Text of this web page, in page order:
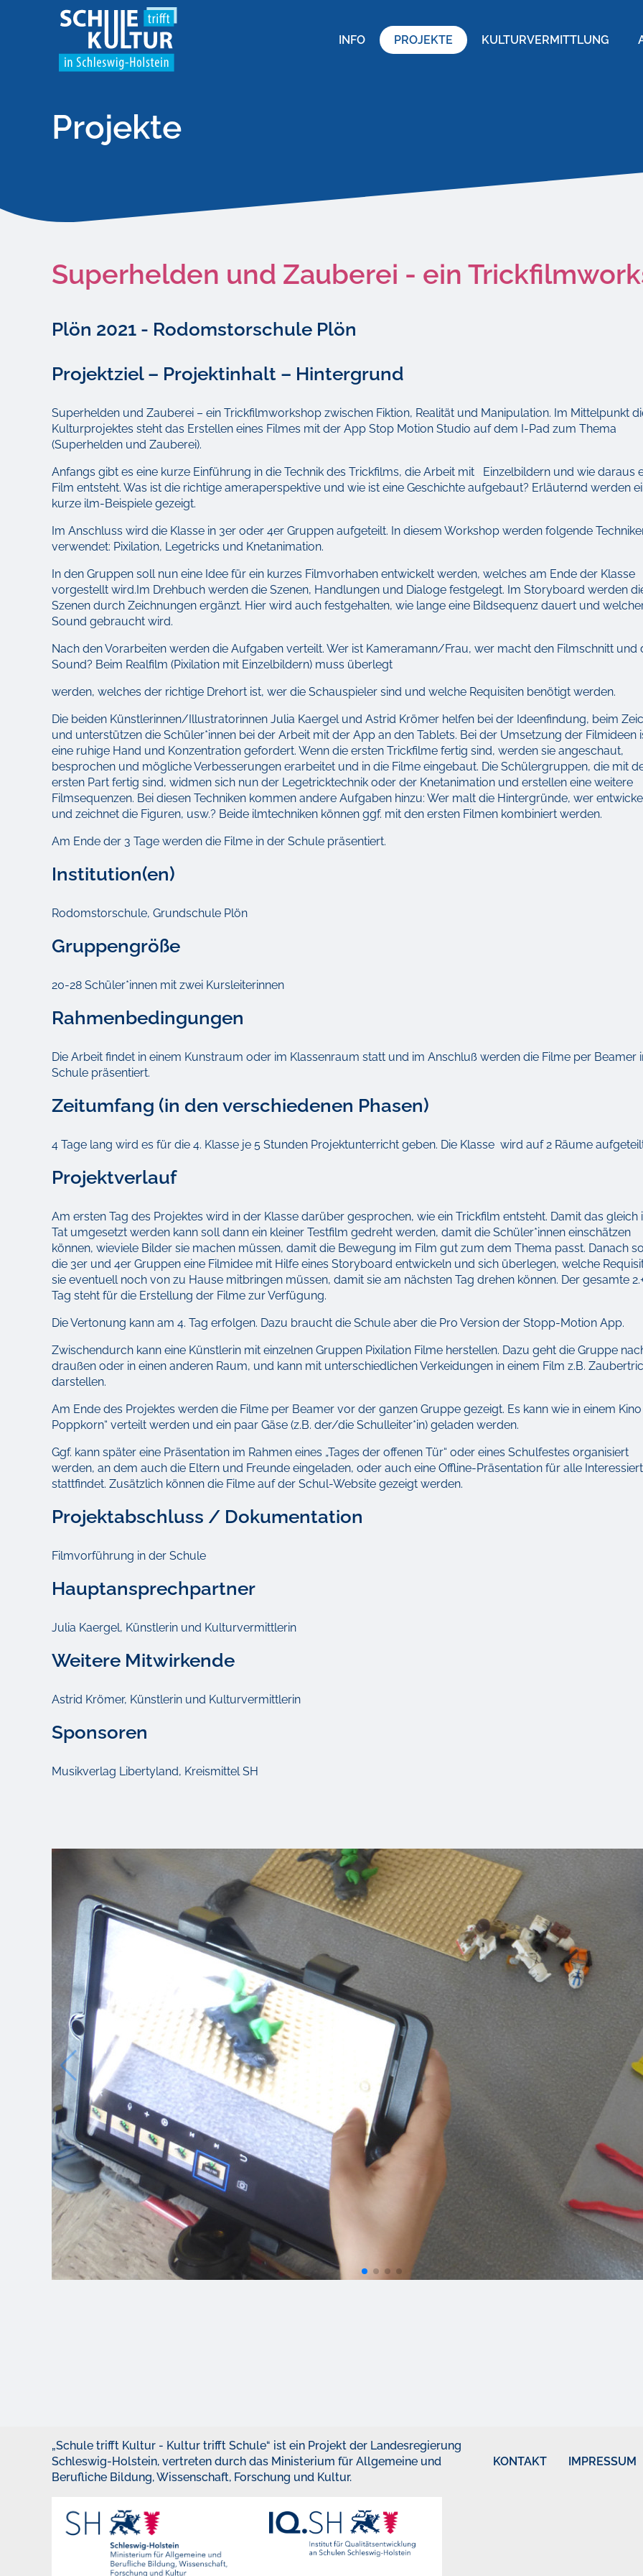
INFO PROJEKTE KULTURVERMITTLUNG
Projekte
Superhelden und Zauberei - ein
Plön 2021 - Rodomstorschule Plön
Projektziel – Projektinhalt – Hintergrund
Superhelden und Zauberei – ein Trickfilmworkshop zwischen Fiktion, Realität und Manipulation. Im Mittelpunkt
Kulturprojektes steht das Erstellen eines Filmes mit der App Stop Motion Studio auf dem I-Pad zum Thema
(Superhelden und Zauberei).
Anfangs gibt es eine kurze Einführung in die Technik des Trickfilms, die Arbeit mit Einzelbildern und wie daraus
Film entsteht. Was ist die richtige ameraperspektive und wie ist eine Geschichte aufgebaut? Erläuternd werden
kurze ilm-Beispiele gezeigt.
Im Anschluss wird die Klasse in 3er oder 4er Gruppen aufgeteilt. In diesem Workshop werden folgende
verwendet: Pixilation, Legetricks und Knetanimation.
In den Gruppen soll nun eine Idee für ein kurzes Filmvorhaben entwickelt werden, welches am Ende der Klasse
vorgestellt wird.Im Drehbuch werden die Szenen, Handlungen und Dialoge festgelegt. Im Storyboard werden
Szenen durch Zeichnungen ergänzt. Hier wird auch festgehalten, wie lange eine Bildsequenz dauert und
Sound gebraucht wird.
Nach den Vorarbeiten werden die Aufgaben verteilt. Wer ist Kameramann/Frau, wer macht den Filmschnitt und
Sound? Beim Realfilm (Pixilation mit Einzelbildern) muss überlegt
werden, welches der richtige Drehort ist, wer die Schauspieler sind und welche Requisiten benötigt werden.
Die beiden Künstlerinnen/Illustratorinnen Julia Kaergel und Astrid Krömer helfen bei der Ideenfindung, beim
und unterstützen die Schüler*innen bei der Arbeit mit der App an den Tablets. Bei der Umsetzung der Filmideen
eine ruhige Hand und Konzentration gefordert. Wenn die ersten Trickfilme fertig sind, werden sie angeschaut,
besprochen und mögliche Verbesserungen erarbeitet und in die Filme eingebaut. Die Schülergruppen, die mit
ersten Part fertig sind, widmen sich nun der Legetricktechnik oder der Knetanimation und erstellen eine weitere
Filmsequenzen. Bei diesen Techniken kommen andere Aufgaben hinzu: Wer malt die Hintergründe, wer
und zeichnet die Figuren, usw.? Beide ilmtechniken können ggf. mit den ersten Filmen kombiniert werden.
Am Ende der 3 Tage werden die Filme in der Schule präsentiert.
Institution(en)
Rodomstorschule, Grundschule Plön
Gruppengröße
20-28 Schüler*innen mit zwei Kursleiterinnen
Rahmenbedingungen
Die Arbeit findet in einem Kunstraum oder im Klassenraum statt und im Anschluß werden die Filme per Beamer
Schule präsentiert.
Zeitumfang (in den verschiedenen Phasen)
4 Tage lang wird es für die 4. Klasse je 5 Stunden Projektunterricht geben. Die Klasse wird auf 2 Räume
Projektverlauf
Am ersten Tag des Projektes wird in der Klasse darüber gesprochen, wie ein Trickfilm entsteht. Damit das gleich
Tat umgesetzt werden kann soll dann ein kleiner Testfilm gedreht werden, damit die Schüler*innen einschätzen
können, wieviele Bilder sie machen müssen, damit die Bewegung im Film gut zum dem Thema passt. Danach
die 3er und 4er Gruppen eine Filmidee mit Hilfe eines Storyboard entwickeln und sich überlegen, welche
sie eventuell noch von zu Hause mitbringen müssen, damit sie am nächsten Tag drehen können. Der gesamte
Tag steht für die Erstellung der Filme zur Verfügung.
Die Vertonung kann am 4. Tag erfolgen. Dazu braucht die Schule aber die Pro Version der Stopp-Motion App.
Zwischendurch kann eine Künstlerin mit einzelnen Gruppen Pixilation Filme herstellen. Dazu geht die Gruppe
draußen oder in einen anderen Raum, und kann mit unterschiedlichen Verkeidungen in einem Film z.B.
darstellen.
Am Ende des Projektes werden die Filme per Beamer vor der ganzen Gruppe gezeigt. Es kann wie in einem Kino
Poppkorn“ verteilt werden und ein paar Gäse (z.B. der/die Schulleiter*in) geladen werden.
Ggf. kann später eine Präsentation im Rahmen eines „Tages der offenen Tür“ oder eines Schulfestes organisiert
werden, an dem auch die Eltern und Freunde eingeladen, oder auch eine Offline-Präsentation für alle
stattfindet. Zusätzlich können die Filme auf der Schul-Website gezeigt werden.
Projektabschluss / Dokumentation
Filmvorführung in der Schule
Hauptansprechpartner
Julia Kaergel, Künstlerin und Kulturvermittlerin
Weitere Mitwirkende
Astrid Krömer, Künstlerin und Kulturvermittlerin
Sponsoren
Musikverlag Libertyland, Kreismittel SH
„Schule trifft Kultur - Kultur trifft Schule“ ist ein Projekt der Landesregierung
Schleswig-Holstein, vertreten durch das Ministerium für Allgemeine und
Berufliche Bildung, Wissenschaft, Forschung und Kultur.
KONTAKT IMPRESSUM